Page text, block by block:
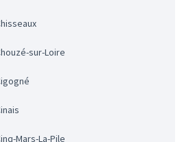
Chisseaux
Chouzé-sur-Loire
Cigogné
Cinais
Cinq-Mars-La-Pile